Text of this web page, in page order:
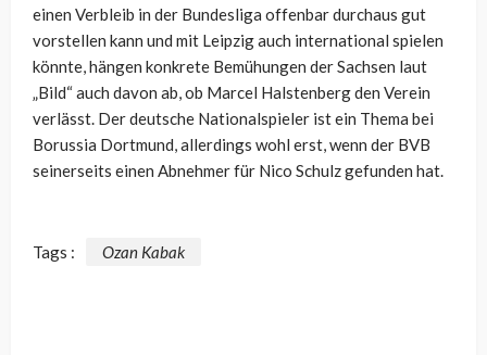
einen Verbleib in der Bundesliga offenbar durchaus gut
vorstellen kann und mit Leipzig auch international spielen
könnte, hängen konkrete Bemühungen der Sachsen laut
„Bild“ auch davon ab, ob Marcel Halstenberg den Verein
verlässt. Der deutsche Nationalspieler ist ein Thema bei
Borussia Dortmund, allerdings wohl erst, wenn der BVB
seinerseits einen Abnehmer für Nico Schulz gefunden hat.
Tags : Ozan Kabak